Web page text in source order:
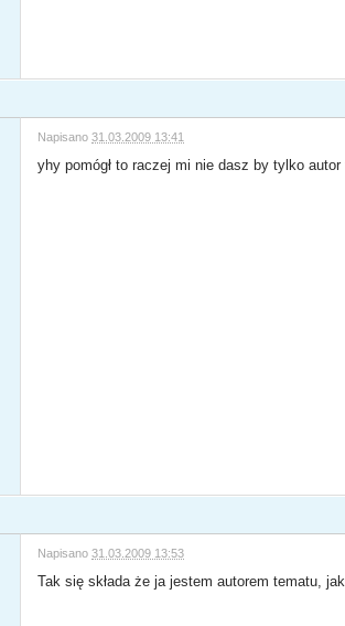
Napisano31.03.2009 13:41
yhy pomógł to raczej mi nie dasz by tylko
Napisano31.03.2009 13:53
Tak się składa że ja jestem autorem tematu,